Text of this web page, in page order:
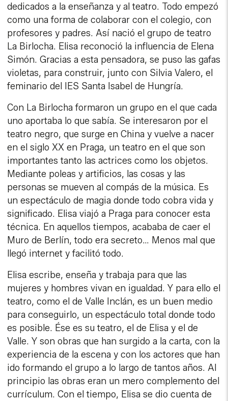
dedicados a la enseñanza y al teatro. Todo empezó
como una forma de colaborar con el colegio, con
profesores y padres. Así nació el grupo de teatro
La Birlocha. Elisa reconoció la influencia de Elena
Simón. Gracias a esta pensadora, se puso las gafas
violetas, para construir, junto con Silvia Valero, el
feminario del IES Santa Isabel de Hungría.
Con La Birlocha formaron un grupo en el que cada
uno aportaba lo que sabía. Se interesaron por el
teatro negro, que surge en China y vuelve a nacer
en el siglo XX en Praga, un teatro en el que son
importantes tanto las actrices como los objetos.
Mediante poleas y artificios, las cosas y las
personas se mueven al compás de la música. Es
un espectáculo de magia donde todo cobra vida y
significado. Elisa viajó a Praga para conocer esta
técnica. En aquellos tiempos, acababa de caer el
Muro de Berlín, todo era secreto… Menos mal que
llegó internet y facilitó todo.
Elisa escribe, enseña y trabaja para que las
mujeres y hombres vivan en igualdad. Y para ello el
teatro, como el de Valle Inclán, es un buen medio
para conseguirlo, un espectáculo total donde todo
es posible. Ése es su teatro, el de Elisa y el de
Valle. Y son obras que han surgido a la carta, con la
experiencia de la escena y con los actores que han
ido formando el grupo a lo largo de tantos años. Al
principio las obras eran un mero complemento del
currículum. Con el tiempo, Elisa se dio cuenta de